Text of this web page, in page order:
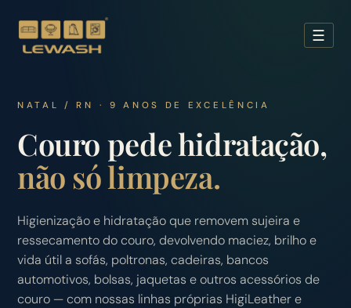
☰
NATAL / RN · 9 ANOS DE EXCELÊNCIA
Couro pede hidratação,
não só limpeza.
Higienização e hidratação que removem sujeira e
ressecamento do couro, devolvendo maciez, brilho e
vida útil a sofás, poltronas, cadeiras, bancos
automotivos, bolsas, jaquetas e outros acessórios de
couro — com nossas linhas próprias HigiLeather e